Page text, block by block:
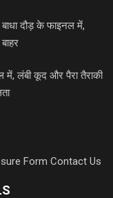
दौड़ के फाइनल में,
में, लंबी कूद और पैरा तैराकी
Form Contact Us